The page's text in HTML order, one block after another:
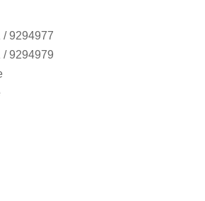
/ 9294977
/ 9294979